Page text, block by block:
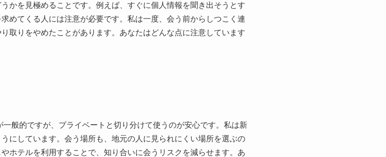
かを見極めることです。例えば、すぐに個人情報を聞き出そうとす
めてくる人には注意が必要です。私は一度、会う前からしつこく連
取りをやめたことがあります。あなたはどんな点に注意しています
般的ですが、プライベートと切り分けて使うのが安心です。私は新
にしています。会う場所も、地元の人に見られにくい場所を選ぶの
ホテルを利用することで、知り合いに会うリスクを減らせます。あ